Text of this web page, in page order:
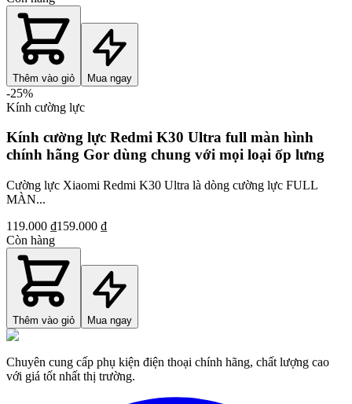
Thêm vào giỏ Mua ngay
-25%
Kính cường lực
Kính cường lực Redmi K30 Ultra full màn hình
chính hãng Gor dùng chung với mọi loại ốp lưng
Cường lực Xiaomi Redmi K30 Ultra là dòng cường lực FULL
MÀN...
119.000 ₫159.000 ₫
Còn hàng
Thêm vào giỏ Mua ngay
Chuyên cung cấp phụ kiện điện thoại chính hãng, chất lượng cao
với giá tốt nhất thị trường.